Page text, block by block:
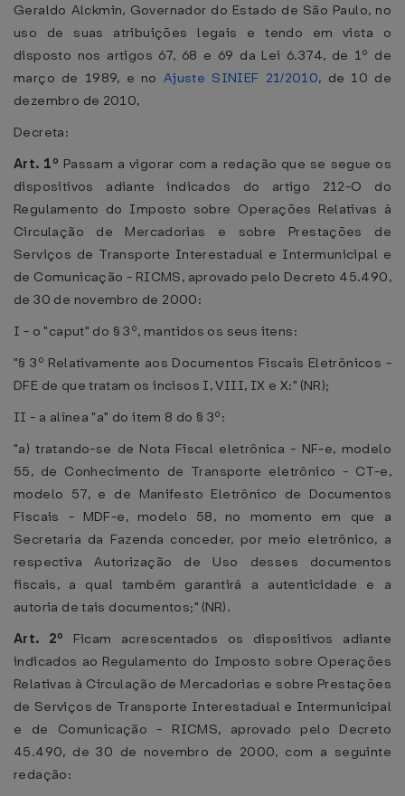
Geraldo Alckmin, Governador do Estado de São Paulo, no
uso de suas atribuições legais e tendo em vista o
disposto nos artigos 67, 68 e 69 da Lei 6.374, de 1º de
março de 1989, e no Ajuste SINIEF 21/2010, de 10 de
dezembro de 2010,
Decreta:
Art. 1º Passam a vigorar com a redação que se segue os
dispositivos adiante indicados do artigo 212-O do
Regulamento do Imposto sobre Operações Relativas à
Circulação de Mercadorias e sobre Prestações de
Serviços de Transporte Interestadual e Intermunicipal e
de Comunicação - RICMS, aprovado pelo Decreto 45.490,
de 30 de novembro de 2000:
I - o "caput" do § 3º, mantidos os seus itens:
"§ 3º Relativamente aos Documentos Fiscais Eletrônicos -
DFE de que tratam os incisos I, VIII, IX e X:" (NR);
II - a alínea "a" do item 8 do § 3º:
"a) tratando-se de Nota Fiscal eletrônica - NF-e, modelo
55, de Conhecimento de Transporte eletrônico - CT-e,
modelo 57, e de Manifesto Eletrônico de Documentos
Fiscais - MDF-e, modelo 58, no momento em que a
Secretaria da Fazenda conceder, por meio eletrônico, a
respectiva Autorização de Uso desses documentos
fiscais, a qual também garantirá a autenticidade e a
autoria de tais documentos;" (NR).
Art. 2º Ficam acrescentados os dispositivos adiante
indicados ao Regulamento do Imposto sobre Operações
Relativas à Circulação de Mercadorias e sobre Prestações
de Serviços de Transporte Interestadual e Intermunicipal
e de Comunicação - RICMS, aprovado pelo Decreto
45.490, de 30 de novembro de 2000, com a seguinte
redação: